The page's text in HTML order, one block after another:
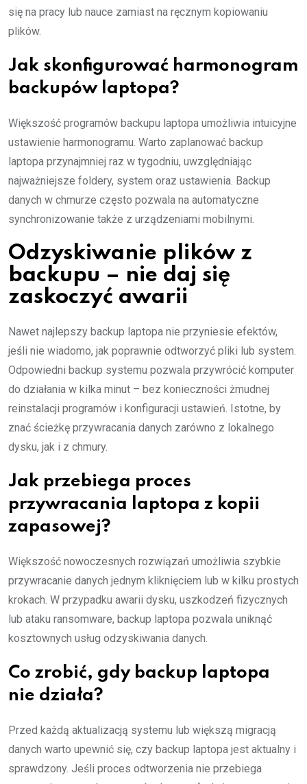
się na pracy lub nauce zamiast na ręcznym kopiowaniu
plików.
Jak skonfigurować harmonogram
backupów laptopa?
Większość programów backupu laptopa umożliwia intuicyjne
ustawienie harmonogramu. Warto zaplanować backup
laptopa przynajmniej raz w tygodniu, uwzględniając
najważniejsze foldery, system oraz ustawienia. Backup
danych w chmurze często pozwala na automatyczne
synchronizowanie także z urządzeniami mobilnymi.
Odzyskiwanie plików z
backupu – nie daj się
zaskoczyć awarii
Nawet najlepszy backup laptopa nie przyniesie efektów,
jeśli nie wiadomo, jak poprawnie odtworzyć pliki lub system.
Odpowiedni backup systemu pozwala przywrócić komputer
do działania w kilka minut – bez konieczności żmudnej
reinstalacji programów i konfiguracji ustawień. Istotne, by
znać ścieżkę przywracania danych zarówno z lokalnego
dysku, jak i z chmury.
Jak przebiega proces
przywracania laptopa z kopii
zapasowej?
Większość nowoczesnych rozwiązań umożliwia szybkie
przywracanie danych jednym kliknięciem lub w kilku prostych
krokach. W przypadku awarii dysku, uszkodzeń fizycznych
lub ataku ransomware, backup laptopa pozwala uniknąć
kosztownych usług odzyskiwania danych.
Co zrobić, gdy backup laptopa
nie działa?
Przed każdą aktualizacją systemu lub większą migracją
danych warto upewnić się, czy backup laptopa jest aktualny i
sprawdzony. Jeśli proces odtworzenia nie przebiega